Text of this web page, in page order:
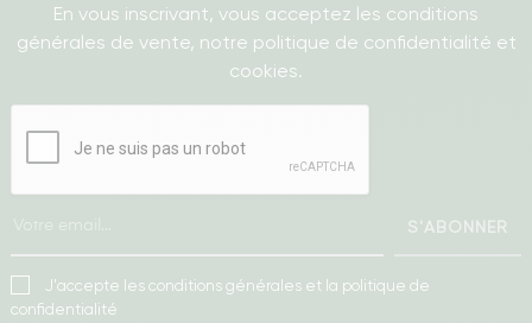
En vous inscrivant, vous acceptez les conditions
générales de vente, notre politique de confidentialité et
cookies.
S'ABONNER
J'accepte les conditions générales et la politique de
confidentialité